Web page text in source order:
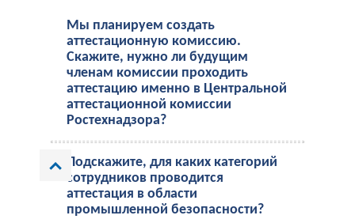
Мы планируем создать
аттестационную комиссию.
Скажите, нужно ли будущим
членам комиссии проходить
аттестацию именно в Центральной
аттестационной комиссии
Ростехнадзора?
Подскажите, для каких категорий
сотрудников проводится
аттестация в области
промышленной безопасности?